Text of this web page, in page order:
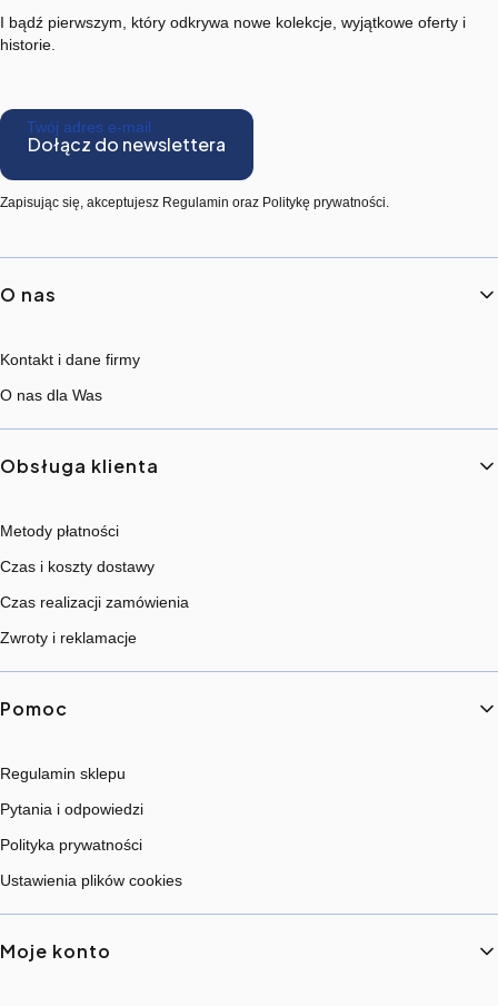
I bądź pierwszym, który odkrywa nowe kolekcje, wyjątkowe oferty i
historie.
Twój adres e-mail
Dołącz do newslettera
Zapisując się, akceptujesz Regulamin oraz Politykę prywatności.
Linki w stopce
O nas
Kontakt i dane firmy
O nas dla Was
Obsługa klienta
Metody płatności
Czas i koszty dostawy
Czas realizacji zamówienia
Zwroty i reklamacje
Pomoc
Regulamin sklepu
Pytania i odpowiedzi
Polityka prywatności
Ustawienia plików cookies
Moje konto